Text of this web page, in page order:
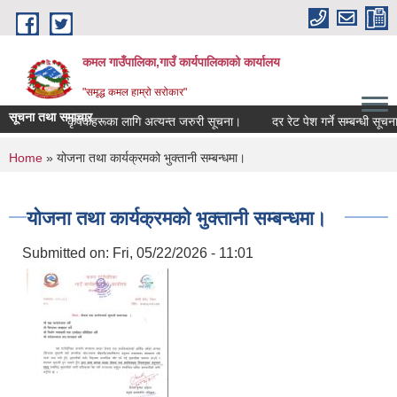
Skip to main content
कमल गाउँपालिका,गाउँ कार्यपालिकाको कार्यालय
"समृद्ध कमल हाम्रो सरोकार"
सूचना तथा समाचार
गर्ने सम्बन्धी कृषकहरूका लागि अत्यन्त जरुरी सूचना। दर रेट पेश गर्ने सम्बन्धी सूचना।
You are here
Home » योजना तथा कार्यक्रमको भुक्तानी सम्बन्धमा।
योजना तथा कार्यक्रमको भुक्तानी सम्बन्धमा।
Submitted on: Fri, 05/22/2026 - 11:01